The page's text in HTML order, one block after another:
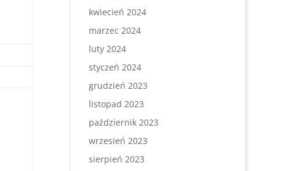
kwiecień 2024
marzec 2024
luty 2024
styczeń 2024
grudzień 2023
listopad 2023
październik 2023
wrzesień 2023
sierpień 2023